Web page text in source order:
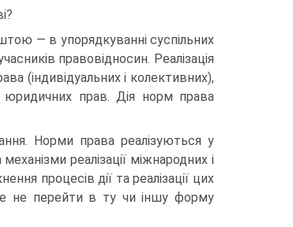
— в упорядкуванні суспільних
правовідносин. Реалізація
(індивідуальних і колективних),
юридичних прав. Дія норм права
Норми права реалізуються у
реалізації міжнародних і
процесів дії та реалізації цих
не перейти в ту чи іншу форму